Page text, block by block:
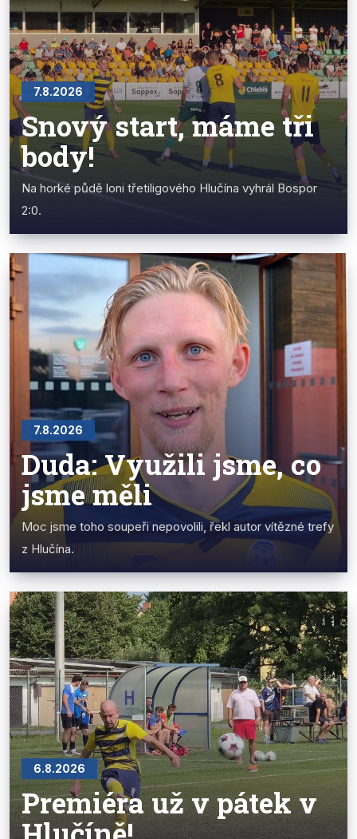
7.8.2026
Snový start, máme tři
body!
Na horké půdě loni třetiligového Hlučína vyhrál Bospor
2:0.
7.8.2026
Duda: Využili jsme, co
jsme měli
Moc jsme toho soupeři nepovolili, řekl autor vítězné trefy
z Hlučína.
6.8.2026
Premiéra už v pátek v